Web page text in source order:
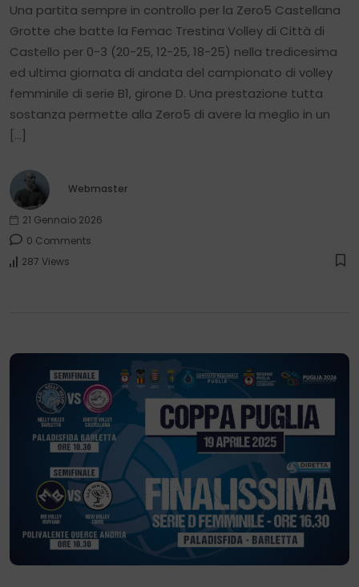
Una partita sempre in controllo per la Zero5 Castellana
Grotte che batte la Femac Trestina Volley di Città di
Castello per 0-3 (20-25, 12-25, 18-25) nella tredicesima
ed ultima giornata di andata del campionato di volley
femminile di serie B1, girone D. Una prestazione tutta
sostanza permette alla Zero5 di avere la meglio in un
[…]
Webmaster
21 Gennaio 2026
0 Comments
287 Views